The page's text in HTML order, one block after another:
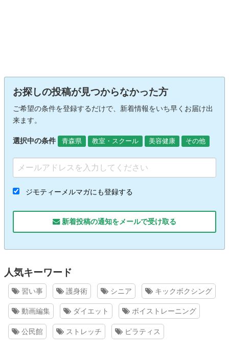
お探しの投稿が見つからなかった方
ご希望の条件を登録するだけで、新着情報をいち早くお届け出
来ます。
選択中の条件 青森県 教室・スクール 美容健康 その他
ジモティーメルマガにも登録する
新着投稿の通知をメールで受け取る
人気キーワード
習い事 護身術 シニア キックボクシング
動画編集 ダイエット ボイストレーニング
公民館 ストレッチ ピラティス